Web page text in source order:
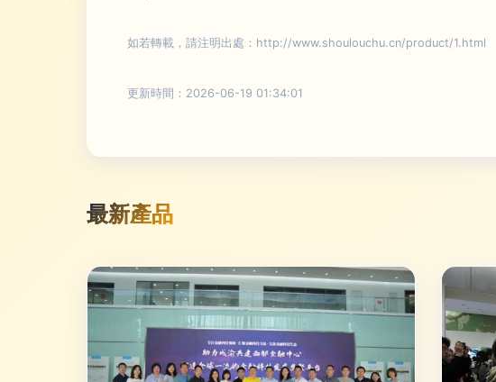
如若轉載，請注明出處：http://www.shoulouchu.cn/product/1.html
更新時間：2026-06-19 01:34:01
最新產品